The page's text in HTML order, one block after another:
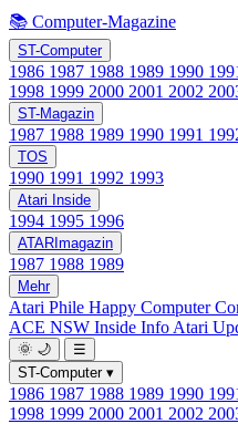
📚 Computer-Magazine
ST-Computer
1986 1987 1988 1989 1990
1998 1999 2000 2001 2002
ST-Magazin
1987 1988 1989 1990 1991
TOS
1990 1991 1992 1993
Atari Inside
1994 1995 1996
ATARImagazin
1987 1988 1989
Mehr
Atari Phile Happy Computer
ACE NSW Inside Info Atari
🌞 🌙
☰
ST-Computer ▾
1986 1987 1988 1989 1990
1998 1999 2000 2001 2002